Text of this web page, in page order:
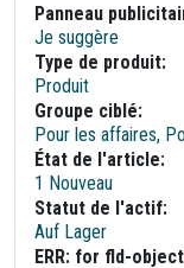
Panneau
Je suggère
Type de produit:
Produit
Groupe ciblé:
Pour les affaires,
État de l'article:
1 Nouveau
Statut de l'actif:
Auf Lager
ERR: for fld-